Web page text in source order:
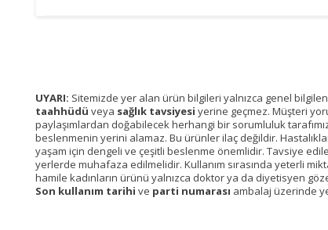
UYARI: Sitemizde yer alan ürün bilgileri yalnızca genel
taahhüdü veya sağlık tavsiyesi yerine geçmez. Müşteri
paylaşımlardan doğabilecek herhangi bir sorumluluk
beslenmenin yerini alamaz. Bu ürünler ilaç değildir.
yaşam için dengeli ve çeşitli beslenme önemlidir. Tavsiye
yerlerde muhafaza edilmelidir. Kullanım sırasında yeterli
hamile kadınların ürünü yalnızca doktor ya da diyetisyen
Son kullanım tarihi ve parti numarası ambalaj üzerinde